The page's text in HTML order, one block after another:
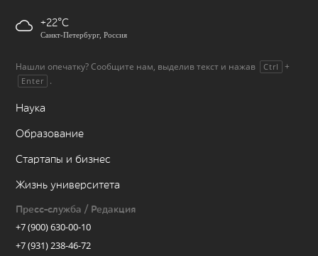
+22
Санкт-Петербург, Россия
Нашли опечатку? Сообщите нам, выделив текст и нажав Ctrl +
Enter .
Наука
Образование
Стартапы и бизнес
Жизнь университета
Пресс-служба / Редакция
+7 (900) 630-00-10
+7 (931) 238-46-72